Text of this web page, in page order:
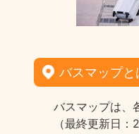
バスマップと
バスマップは、
（最終更新日：